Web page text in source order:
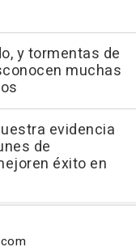
y tormentas de
muchas
evidencia
de
éxito en